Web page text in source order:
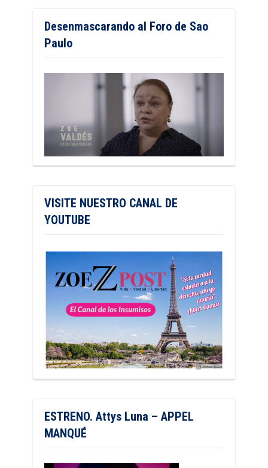
Desenmascarando al Foro de Sao
Paulo
VISITE NUESTRO CANAL DE
YOUTUBE
ESTRENO. Attys Luna – APPEL
MANQUÉ